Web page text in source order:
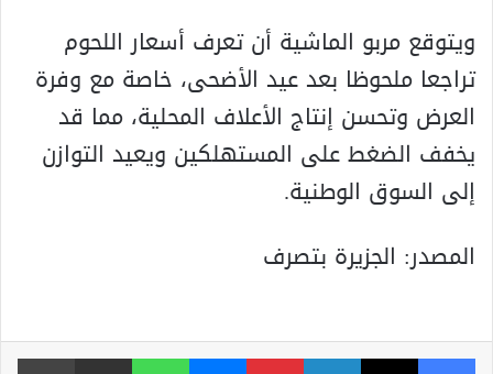
ويتوقع مربو الماشية أن تعرف أسعار اللحوم
تراجعا ملحوظا بعد عيد الأضحى، خاصة مع وفرة
العرض وتحسن إنتاج الأعلاف المحلية، مما قد
يخفف الضغط على المستهلكين ويعيد التوازن
إلى السوق الوطنية.
المصدر: الجزيرة بتصرف
فيسبوك ‫X لينكدإن بينتيريست ماسنجر واتساب مشاركة عبر البريد